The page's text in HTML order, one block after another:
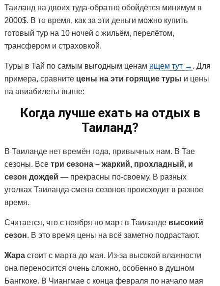
Таиланд на двоих туда-обратно обойдётся минимум в
2000$. В то время, как за эти деньги можно купить
готовый тур на 10 ночей с жильём, перелётом,
трансфером и страховкой.
Туры в Тай по самым выгодным ценам ищем тут → . Для
примера, сравните цены на эти горящие туры и цены
на авиабилеты выше:
Когда лучше ехать на отдых в
Таиланд?
В Таиланде нет времён года, привычных нам. В Тае
сезоны. Все три сезона – жаркий, прохладный, и
сезон дождей — прекрасны по-своему. В разных
уголках Таиланда смена сезонов происходит в разное
время.
Считается, что с ноября по март в Таиланде высокий
сезон. В это время цены на всё заметно подрастают.
Жарастоит с марта до мая. Из-за высокой влажности
она переносится очень сложно, особенно в душном
Бангкоке. В Чиангмае с конца февраля по начало мая